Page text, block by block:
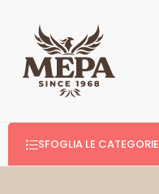
SFOGLIA LE CATEGORIE